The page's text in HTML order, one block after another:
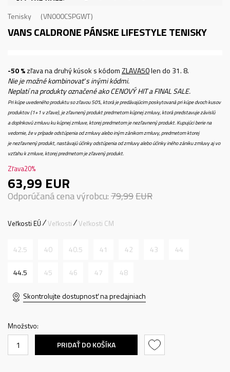
Tenisky VN000CSPGWT
VANS CALDRONEPÁNSKE LIFESTYLE TENISKY
-50 %zľava na druhý kúsok s kódomZLAVA50len do 31. 8.
Nie je možné kombinovať s inými kódmi.
Neplatí na produkty označené ako CENOVÝ HIT a FINAL SALE.
Pri kúpe uvedeného produktu so zľavou 50%, ktorá je predávajúcim poskytovaná pri kúpe dvoch kusov
produktov (1+1 v zľave), je zľavnený produkt predmetom kúpnej zmluvy, ktorá predstavuje závislú
a doplnkovú zmluvu ku kúpnej zmluve, ktorej predmetom je nezľavnený produkt. Kupujúci berie na
vedomie, že v prípade odstúpenia od zmluvy alebo iným zánikom zmluvy, predmetom ktorej
je nezľavnený produkt, nastávajú účinky odstúpenia od zmluvy alebo účinky iného zániku zmluvy aj vo
vzťahu k zmluve, ktorej predmetom je zľavený produkt.
Zľava20%
63,99 EUR
Odporúčaná cena výrobcu:79,99EUR
Veľkosti EÚ Veľkosti Veľkosti CM
42.5 40 40.5 41 42 43 44
44.5 45 46 47 48
Skontrolujte dostupnosť na predajniach
Množstvo:
PRIDAŤ DO KOŠÍKA